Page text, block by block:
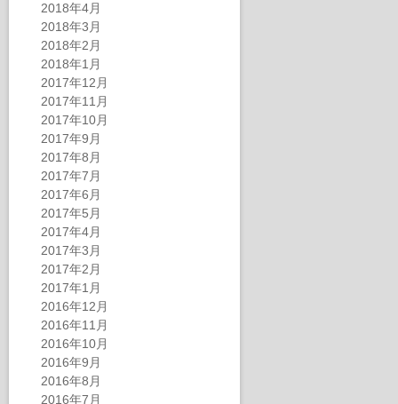
2018年4月
2018年3月
2018年2月
2018年1月
2017年12月
2017年11月
2017年10月
2017年9月
2017年8月
2017年7月
2017年6月
2017年5月
2017年4月
2017年3月
2017年2月
2017年1月
2016年12月
2016年11月
2016年10月
2016年9月
2016年8月
2016年7月